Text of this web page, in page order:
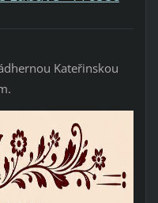
Kateřinskou